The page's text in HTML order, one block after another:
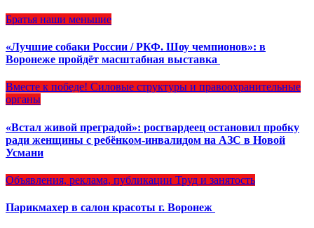
Братья наши меньшие
«Лучшие собаки России / РКФ. Шоу чемпионов»: в
Воронеже пройдёт масштабная выставка
Вместе к победе! Силовые структуры и правоохранительные
органы
«Встал живой преградой»: росгвардеец остановил пробку
ради женщины с ребёнком-инвалидом на АЗС в Новой
Усмани
Объявления, реклама, публикации Труд и занятость
Парикмахер в салон красоты г. Воронеж